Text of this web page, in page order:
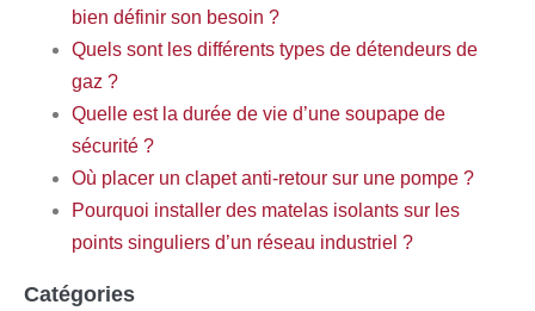
bien définir son besoin ?
Quels sont les différents types de détendeurs de
gaz ?
Quelle est la durée de vie d’une soupape de
sécurité ?
Où placer un clapet anti-retour sur une pompe ?
Pourquoi installer des matelas isolants sur les
points singuliers d’un réseau industriel ?
Catégories